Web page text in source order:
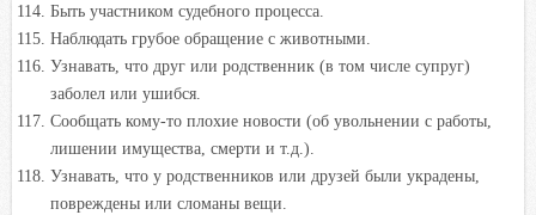
Быть участником судебного процесса.
Наблюдать грубое обращение с животными.
Узнавать, что друг или родственник (в том числе супруг)
заболел или ушибся.
Сообщать кому-то плохие новости (об увольнении с работы,
лишении имущества, смерти и т.д.).
Узнавать, что у родственников или друзей были украдены,
повреждены или сломаны вещи.